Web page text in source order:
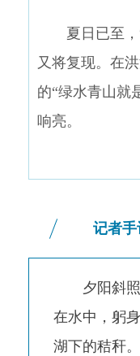
夏日已至
又将复现。在
的“绿水青山就
响亮。
记者手
夕阳斜
在水中，躬
湖下的秸秆。